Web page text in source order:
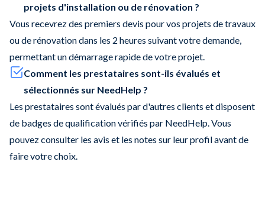
projets d'installation ou de rénovation ?
Vous recevrez des premiers devis pour vos projets de travaux
ou de rénovation dans les 2 heures suivant votre demande,
permettant un démarrage rapide de votre projet.
Comment les prestataires sont-ils évalués et
sélectionnés sur NeedHelp ?
Les prestataires sont évalués par d'autres clients et disposent
de badges de qualification vérifiés par NeedHelp. Vous
pouvez consulter les avis et les notes sur leur profil avant de
faire votre choix.